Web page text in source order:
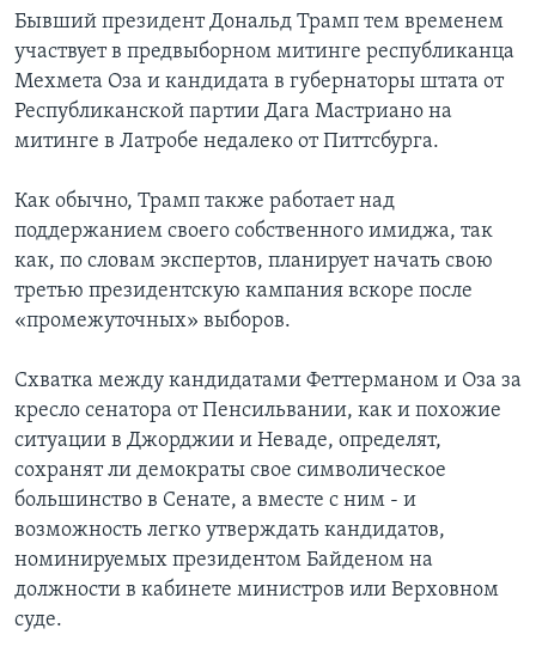
Бывший президент Дональд Трамп тем временем
участвует в предвыборном митинге республиканца
Мехмета Оза и кандидата в губернаторы штата от
Республиканской партии Дага Мастриано на
митинге в Латробе недалеко от Питтсбурга.
Как обычно, Трамп также работает над
поддержанием своего собственного имиджа, так
как, по словам экспертов, планирует начать свою
третью президентскую кампания вскоре после
«промежуточных» выборов.
Схватка между кандидатами Феттерманом и Оза за
кресло сенатора от Пенсильвании, как и похожие
ситуации в Джорджии и Неваде, определят,
сохранят ли демократы свое символическое
большинство в Сенате, а вместе с ним - и
возможность легко утверждать кандидатов,
номинируемых президентом Байденом на
должности в кабинете министров или Верховном
суде.